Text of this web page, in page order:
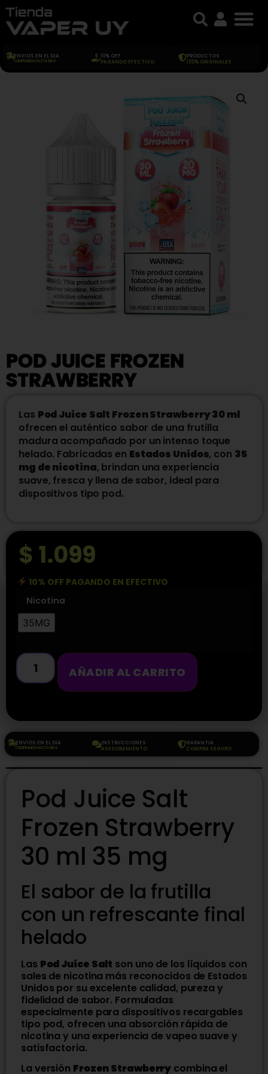
ENVIOS EN EL DIA
COMPRANDO HASTA 18HS
10% OFF
PAGANDO EFECTIVO
PRODUCTOS
100% ORIGINALES
POD JUICE FROZEN
STRAWBERRY
Las Pod Juice Salt Frozen Strawberry 30 ml
ofrecen el auténtico sabor de una frutilla
madura acompañado por un intenso toque
helado. Fabricadas en Estados Unidos, con 35
mg de nicotina, brindan una experiencia
suave, fresca y llena de sabor, ideal para
dispositivos tipo pod.
$ 1.099
10% OFF PAGANDO EN EFECTIVO
Nicotina
35MG
AÑADIR AL CARRITO
ENVIOS EN EL DIA
COMPRANDO HASTA 18HS
INSTRUCCIONES
ASESORAMIENTO
GARANTIA
COMPRA SEGURO
Pod Juice Salt
Frozen Strawberry
30 ml 35 mg
El sabor de la frutilla
con un refrescante final
helado
Las Pod Juice Salt son uno de los líquidos con
sales de nicotina más reconocidos de Estados
Unidos por su excelente calidad, pureza y
fidelidad de sabor. Formuladas
especialmente para dispositivos recargables
tipo pod, ofrecen una absorción rápida de
nicotina y una experiencia de vapeo suave y
satisfactoria.
La versión Frozen Strawberry combina el